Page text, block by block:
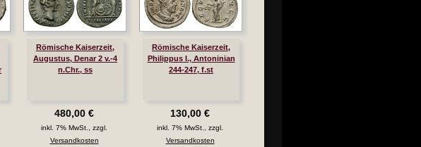
Römische Kaiserzeit,
Augustus, Denar 2 v.-4
n.Chr., ss
480,00 €
inkl. 7% MwSt., zzgl.
Versandkosten
Römische Kaiserzeit,
Philippus I., Antoninian
244-247, f.st
130,00 €
inkl. 7% MwSt., zzgl.
Versandkosten